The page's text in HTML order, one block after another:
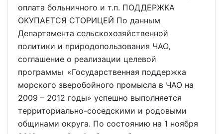
оплата больничного и т.п. ПОДДЕРЖКА
ОКУПАЕТСЯ СТОРИЦЕЙ По данным
Департамента сельскохозяйственной
политики и природопользования ЧАО,
соглашение о реализации целевой
программы «Государственная поддержка
морского зверобойного промысла в ЧАО на
2009 – 2012 годы» успешно выполняется
территориально-соседскими и родовыми
общинами округа. По состоянию на 1 ноября